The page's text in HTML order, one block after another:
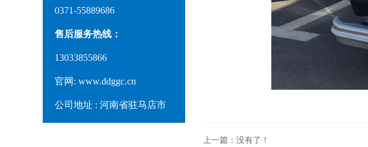
0371-55889686
售后服务热线：
13033855866
官网: www.ddggc.cn
公司地址 : 河南省驻马店市
上一篇： 没有了！